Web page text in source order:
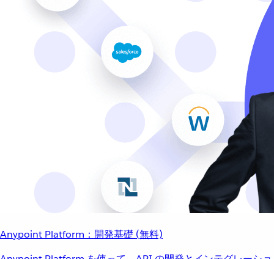
Anypoint Platform：開発基礎 (無料)